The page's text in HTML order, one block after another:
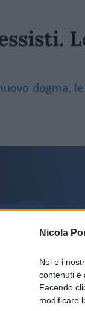
Nicola
Noi e i
contenuti e
Facendo
modificare
dogma,